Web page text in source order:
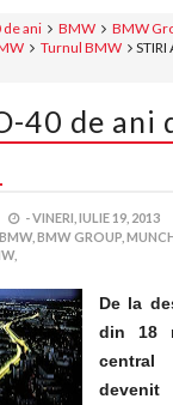
de ani BMW BMW
Turnul BMW
40 de ani
-VINERI, IULIE 19, 2013
BMW, BMW GROUP,
De la
din 18
central